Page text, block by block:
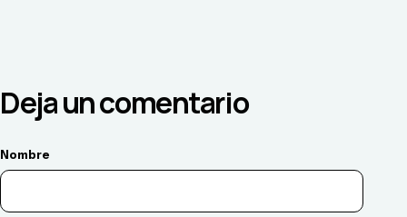
Deja un comentario
Nombre